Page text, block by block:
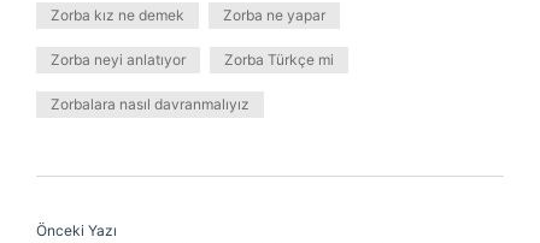
Zorba kız ne demek Zorba ne yapar
Zorba neyi anlatıyor Zorba Türkçe mi
Zorbalara nasıl davranmalıyız
Önceki Yazı